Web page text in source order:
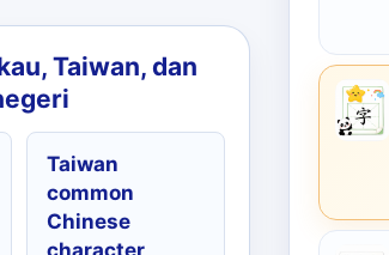
Taiwan, dan
Taiwan
common
Chinese
character